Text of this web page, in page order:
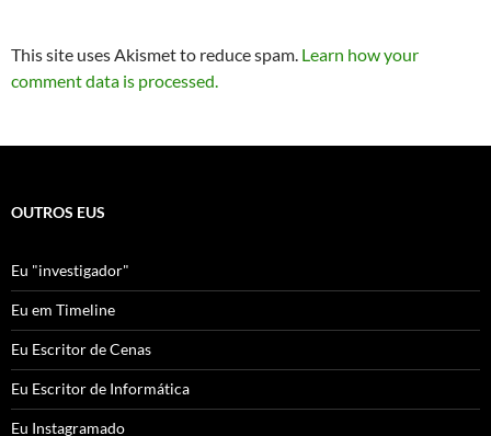
This site uses Akismet to reduce spam. Learn how your
comment data is processed.
OUTROS EUS
Eu "investigador"
Eu em Timeline
Eu Escritor de Cenas
Eu Escritor de Informática
Eu Instagramado